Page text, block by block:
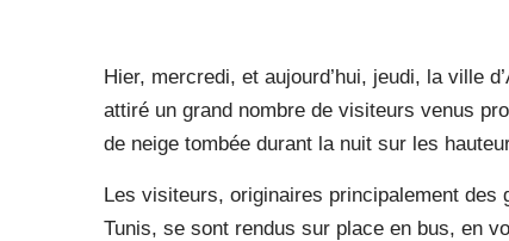
Hier, mercredi, et aujourd’hui, jeudi, la ville
attiré un grand nombre de visiteurs venus
de neige tombée durant la nuit sur les
Les visiteurs, originaires principalement des
Tunis, se sont rendus sur place en bus, en